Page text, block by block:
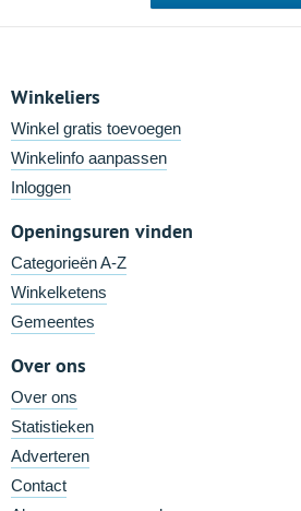
Winkeliers
Winkel gratis toevoegen
Winkelinfo aanpassen
Inloggen
Openingsuren vinden
Categorieën A-Z
Winkelketens
Gemeentes
Over ons
Over ons
Statistieken
Adverteren
Contact